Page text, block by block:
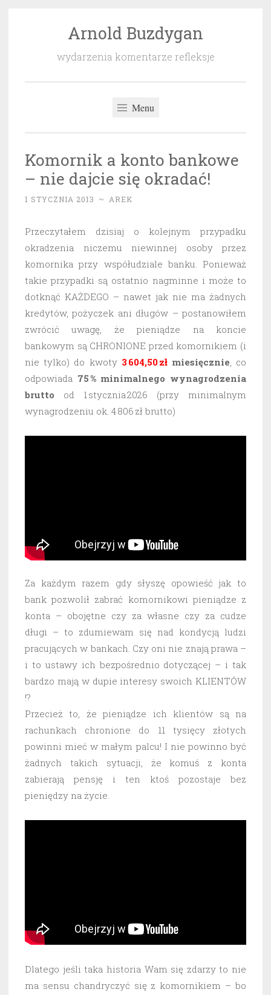
Arnold Buzdygan
wydarzenia komentarze refleksje
Menu
Komornik a konto bankowe
– nie dajcie się okradać!
1 STYCZNIA 2013 ~ AREK
Przeczytałem dzisiaj o kolejnym przypadku
okradzenia niczemu niewinnej osoby przez
komornika przy współudziale banku. Ponieważ
takie przypadki są ostatnio nagminne i może to
dotknąć KAŻDEGO – nawet jak nie ma żadnych
kredytów, pożyczek ani długów – postanowiłem
zwrócić uwagę, że pieniądze na koncie
bankowym są CHRONIONE przed komornikiem (i
nie tylko) do kwoty 3 604,50 złmiesięcznie, co
odpowiada 75 % minimalnego wynagrodzenia
brutto od 1 stycznia 2026 (przy minimalnym
wynagrodzeniu ok. 4 806 zł brutto)
Za każdym razem gdy słyszę opowieść jak to
bank pozwolił zabrać komornikowi pieniądze z
konta – obojętne czy za własne czy za cudze
długi – to zdumiewam się nad kondycją ludzi
pracujących w bankach. Czy oni nie znają prawa –
i to ustawy ich bezpośrednio dotyczącej – i tak
bardzo mają w dupie interesy swoich KLIENTÓW
!?
Przecież to, że pieniądze ich klientów są na
rachunkach chronione do 11 tysięcy złotych
powinni mieć w małym palcu! I nie powinno być
żadnych takich sytuacji, że komuś z konta
zabierają pensję i ten ktoś pozostaje bez
pieniędzy na życie.
Dlatego jeśli taka historia Wam się zdarzy to nie
ma sensu chandryczyć się z komornikiem – bo